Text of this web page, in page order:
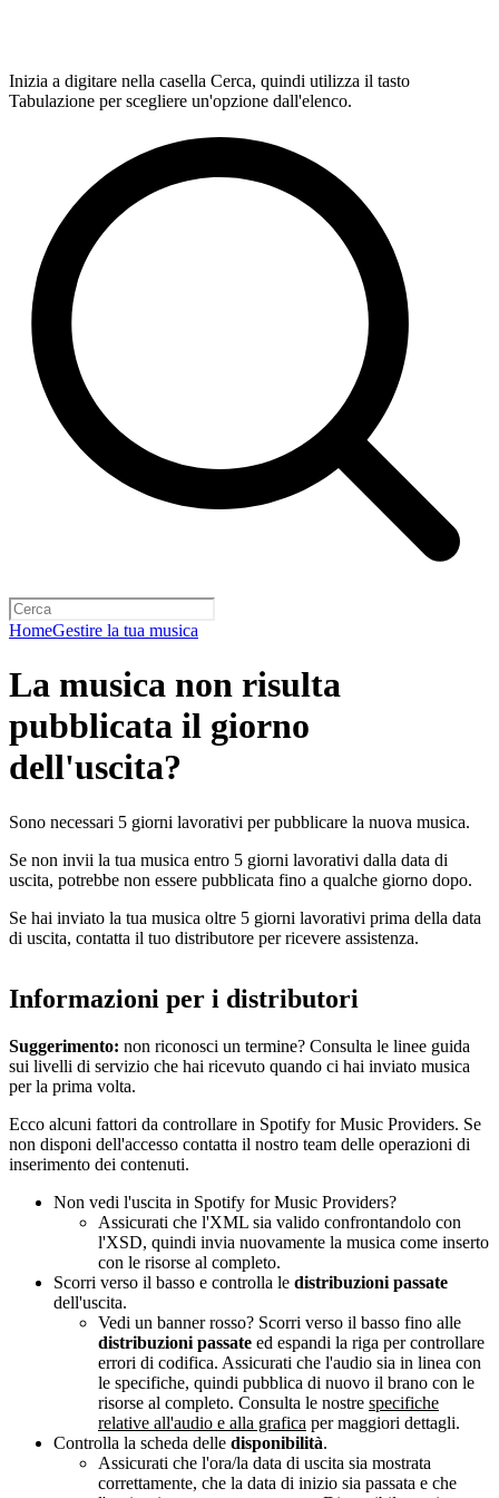
Inizia a digitare nella casella Cerca, quindi utilizza il tasto
Tabulazione per scegliere un'opzione dall'elenco.
HomeGestire la tua musica
La musica non risulta
pubblicata il giorno
dell'uscita?
Sono necessari 5 giorni lavorativi per pubblicare la nuova musica.
Se non invii la tua musica entro 5 giorni lavorativi dalla data di
uscita, potrebbe non essere pubblicata fino a qualche giorno dopo.
Se hai inviato la tua musica oltre 5 giorni lavorativi prima della data
di uscita, contatta il tuo distributore per ricevere assistenza.
Informazioni per i distributori
Suggerimento: non riconosci un termine? Consulta le linee guida
sui livelli di servizio che hai ricevuto quando ci hai inviato musica
per la prima volta.
Ecco alcuni fattori da controllare in Spotify for Music Providers. Se
non disponi dell'accesso contatta il nostro team delle operazioni di
inserimento dei contenuti.
Non vedi l'uscita in Spotify for Music Providers?
Assicurati che l'XML sia valido confrontandolo con
l'XSD, quindi invia nuovamente la musica come inserto
con le risorse al completo.
Scorri verso il basso e controlla le distribuzioni passate
dell'uscita.
Vedi un banner rosso? Scorri verso il basso fino alle
distribuzioni passate ed espandi la riga per controllare
errori di codifica. Assicurati che l'audio sia in linea con
le specifiche, quindi pubblica di nuovo il brano con le
risorse al completo. Consulta le nostre specifiche
relative all'audio e alla grafica per maggiori dettagli.
Controlla la scheda delle disponibilità.
Assicurati che l'ora/la data di uscita sia mostrata
correttamente, che la data di inizio sia passata e che